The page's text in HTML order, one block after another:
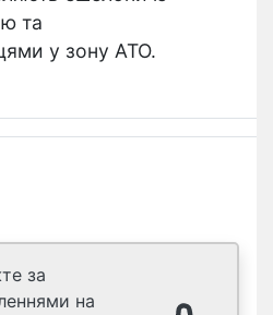
та
у зону АТО.
за
на